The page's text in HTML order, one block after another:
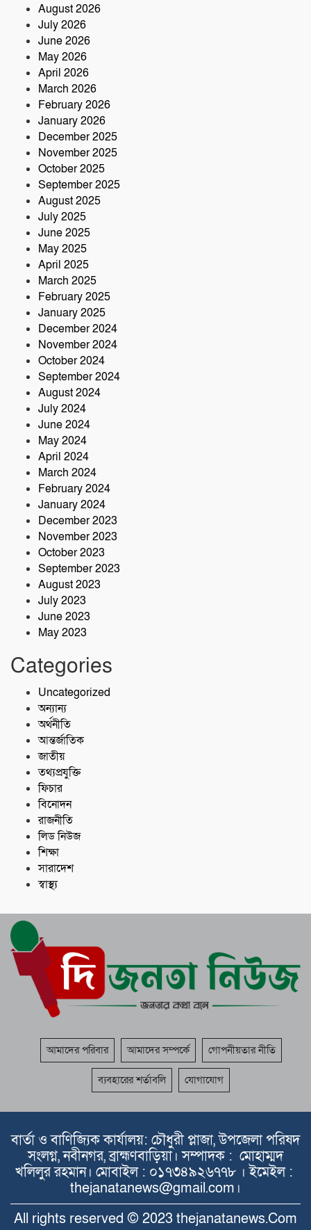
August 2026
July 2026
June 2026
May 2026
April 2026
March 2026
February 2026
January 2026
December 2025
November 2025
October 2025
September 2025
August 2025
July 2025
June 2025
May 2025
April 2025
March 2025
February 2025
January 2025
December 2024
November 2024
October 2024
September 2024
August 2024
July 2024
June 2024
May 2024
April 2024
March 2024
February 2024
January 2024
December 2023
November 2023
October 2023
September 2023
August 2023
July 2023
June 2023
May 2023
Categories
Uncategorized
অন্যান্য
অর্থনীতি
আন্তর্জাতিক
জাতীয়
তথ্যপ্রযুক্তি
ফিচার
বিনোদন
রাজনীতি
লিড নিউজ
শিক্ষা
সারাদেশ
স্বাস্থ্য
আমাদের পরিবার আমাদের সম্পর্কে গোপনীয়তার নীতি
ব্যবহারের শর্তাবলি যোগাযোগ
বার্তা ও বাণিজ্যিক কার্যালয়: চৌধুরী প্লাজা, উপজেলা পরিষদ
সংলগ্ন, নবীনগর, ব্রাহ্মণবাড়িয়া। সম্পাদক : মোহাম্মদ
খলিলুর রহমান। মোবাইল : ০১৭৩৪৯২৬৭৭৮ । ইমেইল :
thejanatanews@gmail.com।
All rights reserved © 2023 thejanatanews.Com